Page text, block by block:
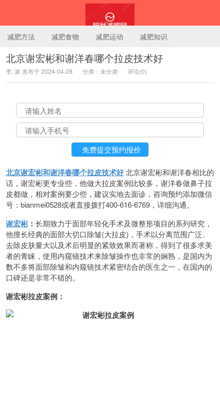
陪我减肥网
减肥方法 减肥食物 减肥运动 减肥知识
北京谢宏彬和谢洋春哪个拉皮技术好
李, 家 发布于 2024-04-28 分类：未分类 评论(0)
北京谢宏彬和谢洋春哪个拉皮技术好北京谢宏彬和谢洋春相比的
话，谢宏彬更专业些，他做大拉皮案例比较多，谢洋春做鼻子拉
皮都做，相对案例要少些，建议实地去面诊，咨询预约添加微信
号：bianmei0528或者直接拨打400-616-6769，详细沟通。
谢宏彬 ： 长期致力于面部年轻化手术及微整形项目的系列研究，
他擅长经典的面部大切口除皱(大拉皮)，手术以分离范围广泛、
去除皮肤量大以及术后明显的紧致效果而著称，得到了很多求美
者的青睐，使用内窥镜技术来除皱操作也非常的娴熟，是国内为
数不多将面部除皱和内窥镜技术紧密结合的医生之一，在国内的
口碑还是非常不错的。
谢宏彬拉皮案例：